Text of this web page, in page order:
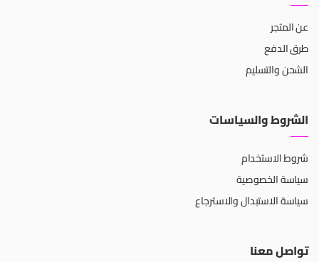
عن المتجر
طرق الدفع
الشحن والتسليم
الشروط والسياسات
شروط الاستخدام
سياسة الخصوصية
سياسة الاستبدال والاسترجاع
تواصل معنا